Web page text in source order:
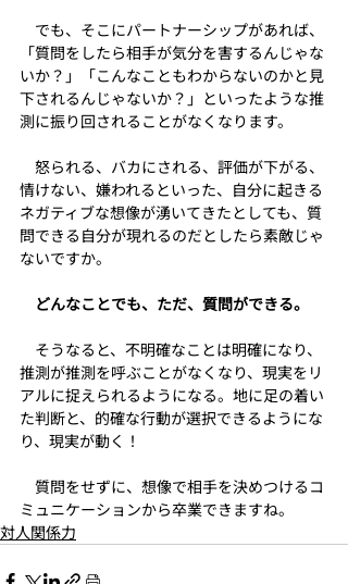
でも、そこにパートナーシップがあれば、
「質問をしたら相手が気分を害するんじゃな
いか？」「こんなこともわからないのかと見
下されるんじゃないか？」といったような推
測に振り回されることがなくなります。
怒られる、バカにされる、評価が下がる、
情けない、嫌われるといった、自分に起きる
ネガティブな想像が湧いてきたとしても、質
問できる自分が現れるのだとしたら素敵じゃ
ないですか。
どんなことでも、ただ、質問ができる。
そうなると、不明確なことは明確になり、
推測が推測を呼ぶことがなくなり、現実をリ
アルに捉えられるようになる。地に足の着い
た判断と、的確な行動が選択できるようにな
り、現実が動く！
質問をせずに、想像で相手を決めつけるコ
ミュニケーションから卒業できますね。
対人関係力